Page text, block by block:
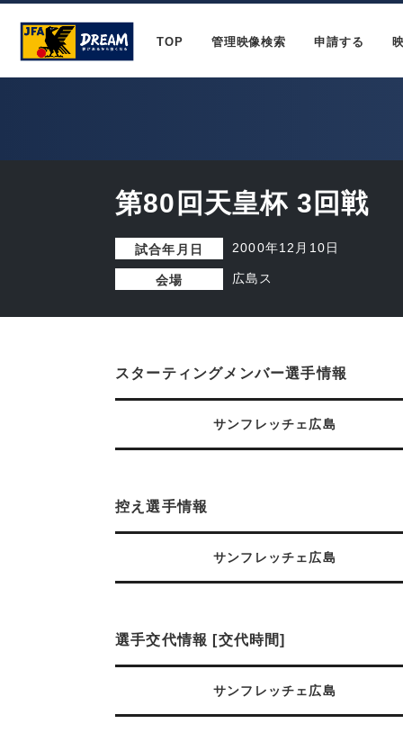
TOP 管理映像検索 申請する
第80回天皇杯 3回戦
試合年月日 2000年12月10日
会場 広島ス
スターティングメンバー選手情報
サンフレッチェ広島
控え選手情報
サンフレッチェ広島
選手交代情報 [交代時間]
サンフレッチェ広島